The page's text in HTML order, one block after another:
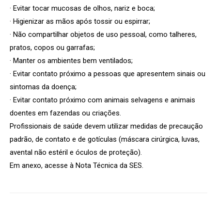
· Evitar tocar mucosas de olhos, nariz e boca;
· Higienizar as mãos após tossir ou espirrar;
· Não compartilhar objetos de uso pessoal, como talheres,
pratos, copos ou garrafas;
· Manter os ambientes bem ventilados;
· Evitar contato próximo a pessoas que apresentem sinais ou
sintomas da doença;
· Evitar contato próximo com animais selvagens e animais
doentes em fazendas ou criações.
Profissionais de saúde devem utilizar medidas de precaução
padrão, de contato e de gotículas (máscara cirúrgica, luvas,
avental não estéril e óculos de proteção).
Em anexo, acesse à Nota Técnica da SES.